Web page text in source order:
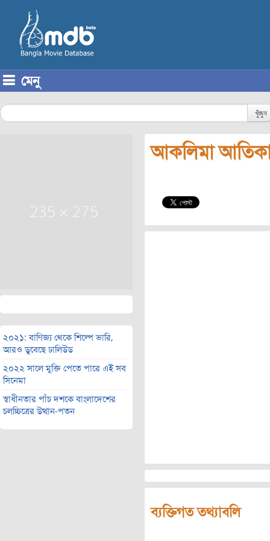
মেনু
খুঁজুন
২০২১: বাণিজ্য থেকে শিল্পে ভারি,
আরও ডুবেছে ঢালিউড
২০২২ সালে মুক্তি পেতে পারে এই সব
সিনেমা
স্বাধীনতার পাঁচ দশকে বাংলাদেশের
চলচ্চিত্রের উত্থান-পতন
আকলিমা
ব্যক্তিগত তথ্যাবলি